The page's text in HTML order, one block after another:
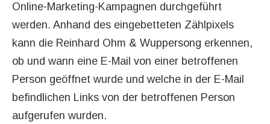
Online-Marketing-Kampagnen durchgeführt
werden. Anhand des eingebetteten Zählpixels
kann die Reinhard Ohm & Wuppersong erkennen,
ob und wann eine E-Mail von einer betroffenen
Person geöffnet wurde und welche in der E-Mail
befindlichen Links von der betroffenen Person
aufgerufen wurden.